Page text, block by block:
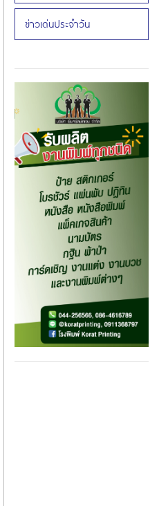
ข่าวเด่นประจำวัน